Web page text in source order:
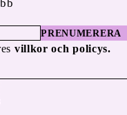
PRENUMERERA
villkor och policys.